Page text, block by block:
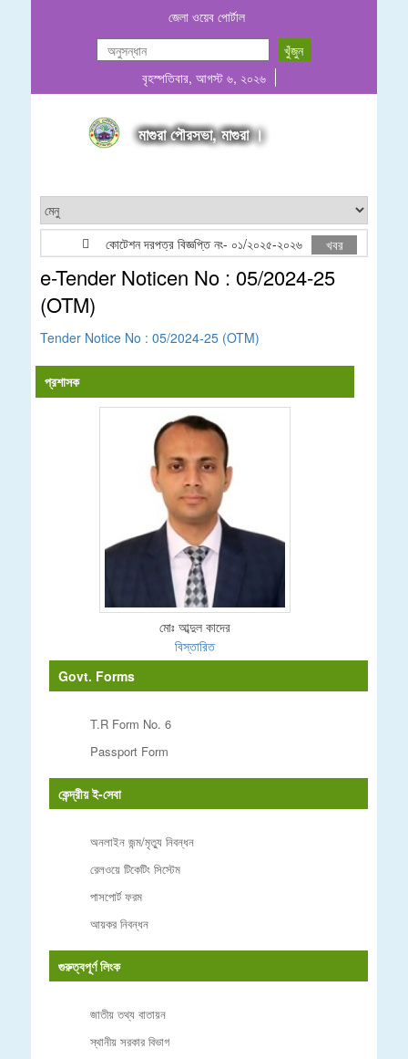
জেলা ওয়েব পোর্টাল
বৃহস্পতিবার, আগস্ট ৬, ২০২৬
মাগুরা পৌরসভা, মাগুরা ।
কোটেশন দরপত্র বিজ্ঞপ্তি নং- ০১/২০২৫-২০২৬ খবর
e-Tender Noticen No : 05/2024-25
(OTM)
Tender Notice No : 05/2024-25 (OTM)
প্রশাসক
মোঃ আব্দুল কাদের
বিস্তারিত
Govt. Forms
T.R Form No. 6
Passport Form
কেন্দ্রীয় ই-সেবা
অনলাইন জন্ম/মৃত্যু নিবন্ধন
রেলওয়ে টিকেটিং সিস্টেম
পাসপোর্ট ফরম
আয়কর নিবন্ধন
গুরুত্বপূর্ণ লিংক
জাতীয় তথ্য বাতায়ন
স্থানীয় সরকার বিভাগ